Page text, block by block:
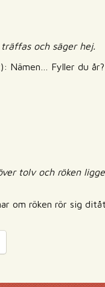
och säger hej.
Nämen… Fyller du
tolv och röken
om röken rör sig